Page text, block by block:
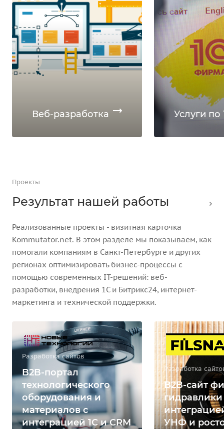
Веб-разработка Услуги по
Проекты
Результат нашей работы
Реализованные проекты - визитная карточка
Kommutator.net. В этом разделе мы показываем, как
помогали компаниям в Санкт-Петербурге и других
регионах оптимизировать бизнес-процессы с
помощью современных IT-решений: веб-
разработки, внедрения 1С и Битрикс24, интернет-
маркетинга и технической поддержки.
Разработка сайтов
B2B-портал
технологического
оборудования и
материалов с
интеграцией 1С и CRM
Разработка
B2B-сайт
гидравлики
УНФ и